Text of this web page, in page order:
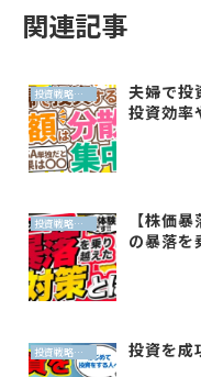
関連記事
投資戦略（全世界投資）
夫婦で投
投資効率
投資戦略（全世界投資）
【株価
の暴落を
投資戦略（全世界投資） 投資を成